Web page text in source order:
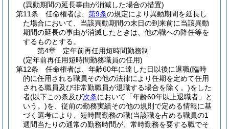
(異動期間の延長事由が消滅した場合の措置)
第11条
任命権者は、 第9条の規定により異動期間を延長し
た場合において、当該異動期間の末日の到来前に当該異動
期間の延長の事由が消滅したときは、他の職への降任等を
するものとする。
第4章
定年前再任用短時間勤務制
(定年前再任用短時間勤務職員の任用)
第12条
任命権者は、年齢60年に達した日以後に退職(臨時
的に任用される職員その他の法律により任期を定めて任用
される職員及び非常勤職員が退職する場合を除く。)をした
者(以下この条及び次条において「年齢60年以上退職者」と
いう。)を、従前の勤務実績その他の規則で定める情報に基
づく選考により、短時間勤務の職(当該職を占める職員の1
週間当たりの通常の勤務時間が、常時勤務を要する職でそ